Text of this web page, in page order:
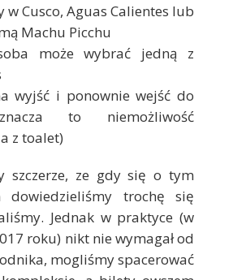
Cusco, Aguas Calientes lub
Machu Picchu
może wybrać jedną z
wyjść i ponownie wejść do
to niemożliwość
z toalet)
szczerze, ze gdy się o tym
dowiedzieliśmy trochę się
Jednak w praktyce (w
roku) nikt nie wymagał od
mogliśmy spacerować